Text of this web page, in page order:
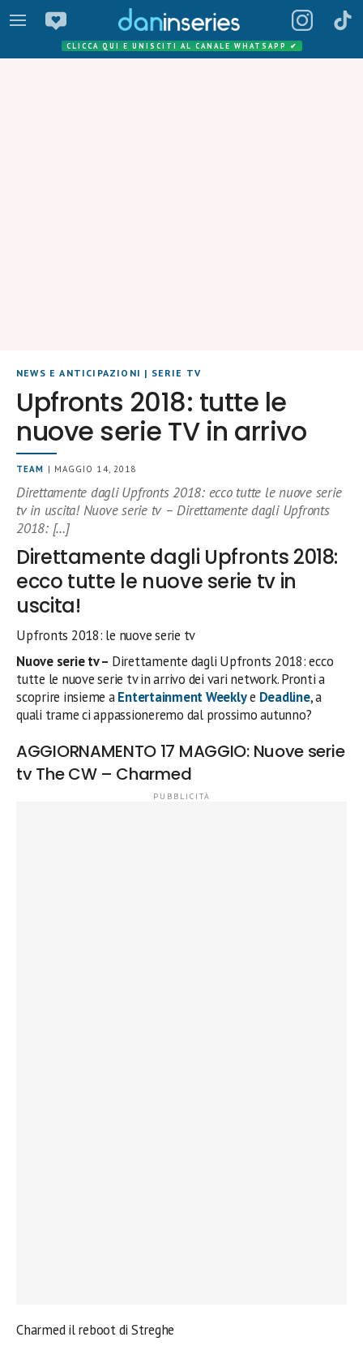
CLICCA QUI E UNISCITI AL CANALE WHATSAPP ✔
NEWS E ANTICIPAZIONI | SERIE TV
Upfronts 2018: tutte le
nuove serie TV in arrivo
TEAM | MAGGIO 14, 2018
Direttamente dagli Upfronts 2018: ecco tutte le nuove serie
tv in uscita! Nuove serie tv – Direttamente dagli Upfronts
2018: […]
Direttamente dagli Upfronts 2018:
ecco tutte le nuove serie tv in
uscita!
Upfronts 2018: le nuove serie tv
Nuove serie tv – Direttamente dagli Upfronts 2018: ecco
tutte le nuove serie tv in arrivo dei vari network. Pronti a
scoprire insieme aEntertainment Weeklye Deadline, a
quali trame ci appassioneremo dal prossimo autunno?
AGGIORNAMENTO 17 MAGGIO: Nuove serie
tv The CW – Charmed
Charmed il reboot di Streghe